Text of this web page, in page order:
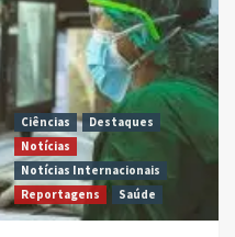
Ciências
Destaques
Notícias
Notícias Internacionais
Reportagens
Saúde